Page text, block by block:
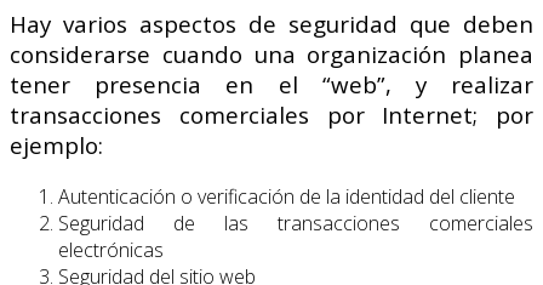
Hay varios aspectos de seguridad que deben
considerarse cuando una organización planea
tener presencia en el “web”, y realizar
transacciones comerciales por Internet; por
ejemplo:
Autenticación o verificación de la identidad del cliente
Seguridad de las transacciones comerciales
electrónicas
Seguridad del sitio web